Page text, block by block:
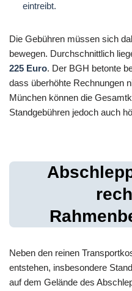
eintreibt.
Die Gebühren müssen sich
bewegen. Durchschnittlich
225 Euro. Der BGH betonte
dass überhöhte Rechnungen
München können die
Standgebühren jedoch auch
Neben den reinen
entstehen, insbesondere
auf dem Gelände des